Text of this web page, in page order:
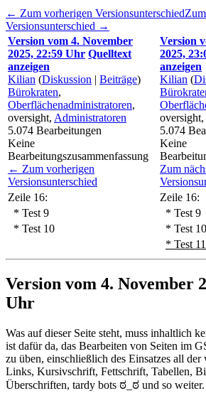
← Zum vorherigen Versionsunterschied
Versionsunterschied →
Version vom 4. November
2025, 22:59 Uhr Quelltext
anzeigen
Kilian (Diskussion | Beiträge)
Bürokraten,
Oberflächenadministratoren,
oversight, Administratoren
5.074 Bearbeitungen
Keine
Bearbeitungszusammenfassung
← Zum vorherigen
Versionsunterschied
Version
2025,
anzeigen
Kilian (
oversight,
5.074
Keine
Zum
Zeile 16:
Zeile 16:
* Test 9
* Test 9
* Test 10
* Test 10
* Test 11
Version vom 4. November
Uhr
Was auf dieser Seite steht, muss inhaltlich
ist dafür da, das Bearbeiten von Seiten im
zu üben, einschließlich des Einsatzes all
Links, Kursivschrift, Fettschrift, Tabellen,
Überschriften, tardy bots ಠ_ಠ und so weiter.